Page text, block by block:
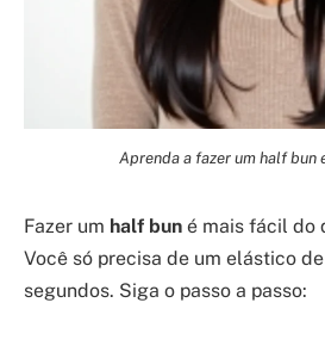
Aprenda a fazer um half bun
Fazer um half bun é mais fácil do
Você só precisa de um elástico
segundos. Siga o passo a passo: